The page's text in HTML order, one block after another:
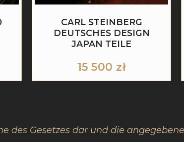
CARL STEINBERG
DEUTSCHES DESIGN
JAPAN TEILE
15 500 zł
des Gesetzes dar und die